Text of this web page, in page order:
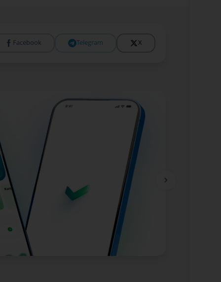
Facebook Telegram X